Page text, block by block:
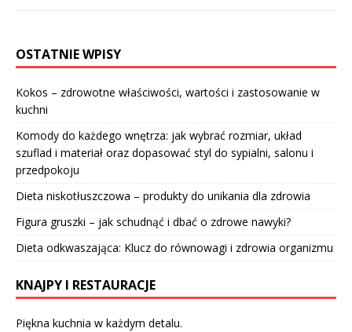
OSTATNIE WPISY
Kokos – zdrowotne właściwości, wartości i zastosowanie w
kuchni
Komody do każdego wnętrza: jak wybrać rozmiar, układ
szuflad i materiał oraz dopasować styl do sypialni, salonu i
przedpokoju
Dieta niskotłuszczowa – produkty do unikania dla zdrowia
Figura gruszki – jak schudnąć i dbać o zdrowe nawyki?
Dieta odkwaszająca: Klucz do równowagi i zdrowia organizmu
KNAJPY I RESTAURACJE
Piękna kuchnia w każdym detalu.